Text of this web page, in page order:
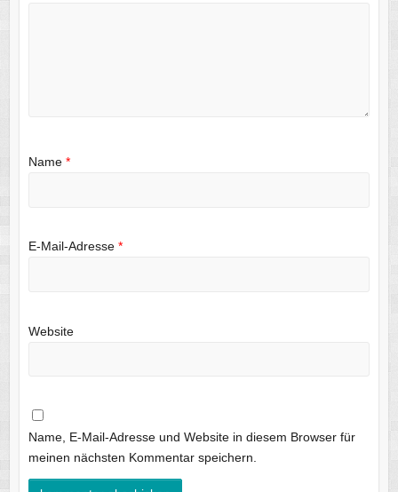
Name *
E-Mail-Adresse *
Website
Name, E-Mail-Adresse und Website in diesem Browser für
meinen nächsten Kommentar speichern.